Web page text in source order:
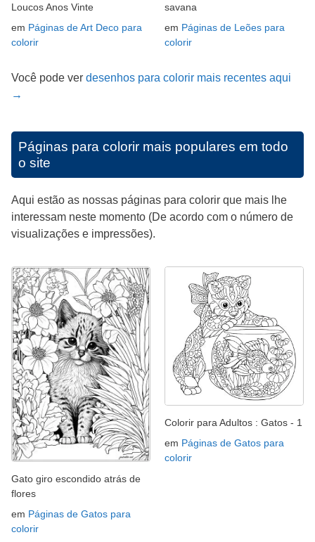
Loucos Anos Vinte
em Páginas de Art Deco para
colorir
savana
em Páginas de Leões para
colorir
Você pode ver desenhos para colorir mais recentes aqui
→
Páginas para colorir mais populares em todo
o site
Aqui estão as nossas páginas para colorir que mais lhe
interessam neste momento (De acordo com o número de
visualizações e impressões).
Gato giro escondido atrás de
flores
em Páginas de Gatos para
colorir
Colorir para Adultos : Gatos - 1
em Páginas de Gatos para
colorir